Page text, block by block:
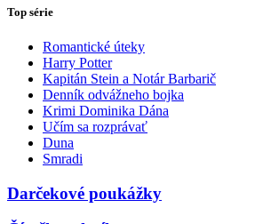
Top série
Romantické úteky
Harry Potter
Kapitán Stein a Notár Barbarič
Denník odvážneho bojka
Krimi Dominika Dána
Učím sa rozprávať
Duna
Smradi
Darčekové poukážky